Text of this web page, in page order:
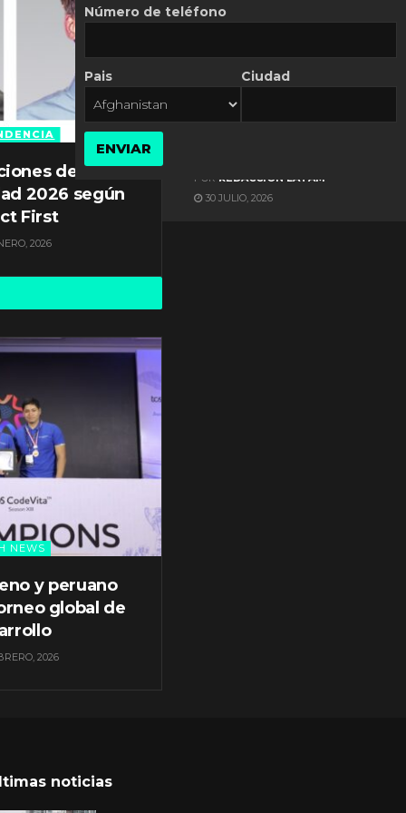
de
2026 según
First
2026
NEWS
y peruano
global de
2026
ES NOTICIA
POR REDACCIÓN LATAM
30 JULIO, 2026
noticias
Número de teléfono
Pais Ciudad
ENVIAR